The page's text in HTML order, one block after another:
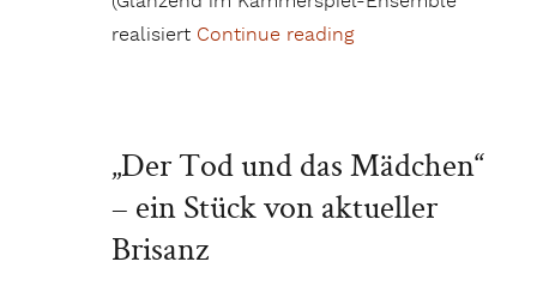
realisiert Continue reading„„Zorn“ in den
„Der Tod und das Mädchen“
– ein Stück von aktueller
Brisanz